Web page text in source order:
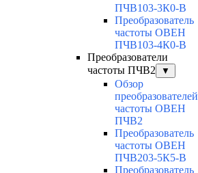
ПЧВ103-3К0-В
Преобразователь
частоты ОВЕН
ПЧВ103-4К0-В
Преобразователи
частоты ПЧВ2
▼
Обзор
преобразователей
частоты ОВЕН
ПЧВ2
Преобразователь
частоты ОВЕН
ПЧВ203-5К5-В
Преобразователь